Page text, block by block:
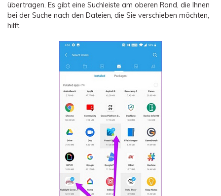
übertragen. Es gibt eine Suchleiste am oberen Rand, die Ihnen
bei der Suche nach den Dateien, die Sie verschieben möchten,
hilft.